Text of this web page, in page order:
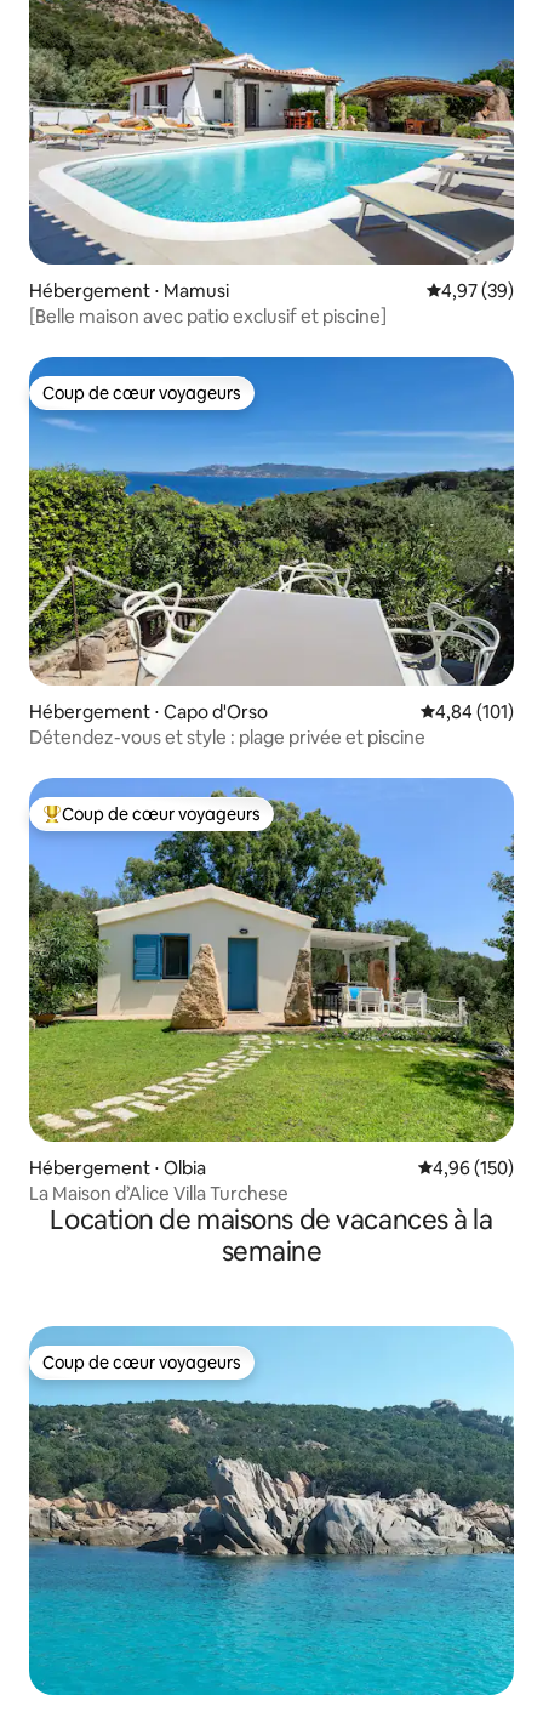
Hébergement ⋅ Mamusi Évaluation
4,97 (39)
[Belle maison avec patio exclusif et piscine]
Coup de cœur voyageurs
Coup de cœur voyageurs
Hébergement ⋅ Capo d'Orso Évaluation
4,84 (101)
Détendez-vous et style : plage privée et piscine
Coups de cœur voyageurs les plus appréciés
Coup de cœur voyageurs
Hébergement ⋅ Olbia Évaluation
4,96 (150)
La Maison d’Alice Villa Turchese
Location de maisons de vacances à la
semaine
Coup de cœur voyageurs
Coup de cœur voyageurs